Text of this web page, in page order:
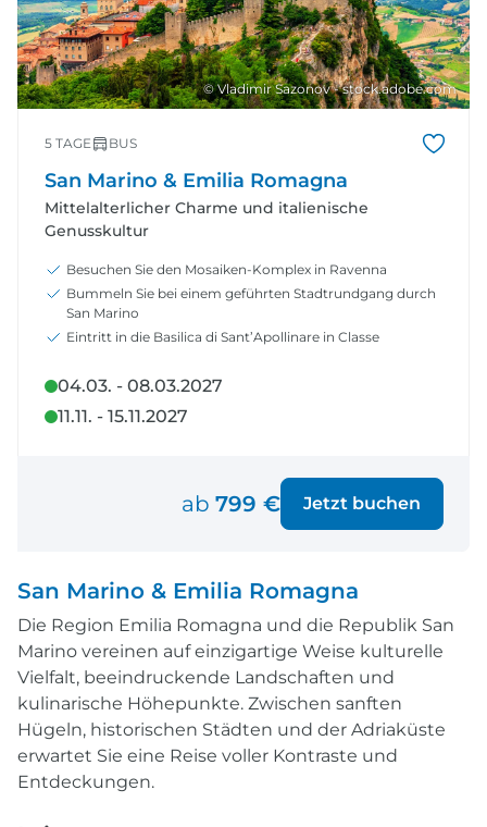
© Vladimir Sazonov - stock.adobe.com
5 TAGE BUS
San Marino & Emilia Romagna
Mittelalterlicher Charme und italienische
Genusskultur
Besuchen Sie den Mosaiken-Komplex in Ravenna
Bummeln Sie bei einem geführten Stadtrundgang durch
San Marino
Eintritt in die Basilica di Sant’Apollinare in Classe
04.03. - 08.03.2027
11.11. - 15.11.2027
ab 799 € Jetzt buchen
San Marino & Emilia Romagna
Die Region Emilia Romagna und die Republik San
Marino vereinen auf einzigartige Weise kulturelle
Vielfalt, beeindruckende Landschaften und
kulinarische Höhepunkte. Zwischen sanften
Hügeln, historischen Städten und der Adriaküste
erwartet Sie eine Reise voller Kontraste und
Entdeckungen.